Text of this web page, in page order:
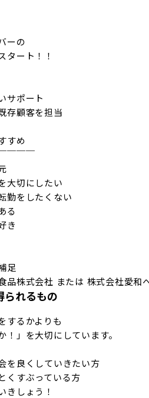
ーの
タート！！
サポート
存顧客を担当
すめ
￣￣￣
大切にしたい
勤をしたくない
る
き
足
品株式会社 または 株式会社愛和
られるもの
するかよりも
！」を大切にしています。
を良くしていきたい方
くすぶっている方
きしょう！